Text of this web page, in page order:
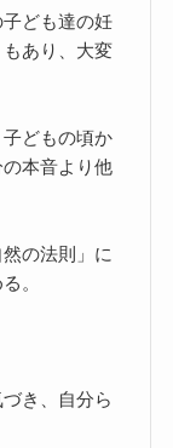
ども達の妊
あり、大変
どもの頃か
本音より他
の法則」に
。
き、自分ら